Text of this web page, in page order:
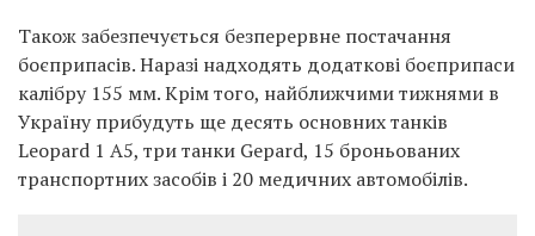
Також забезпечується безперервне постачання
боєприпасів. Наразі надходять додаткові боєприпаси
калібру 155 мм. Крім того, найближчими тижнями в
Україну прибудуть ще десять основних танків
Leopard 1 A5, три танки Gepard, 15 броньованих
транспортних засобів і 20 медичних автомобілів.